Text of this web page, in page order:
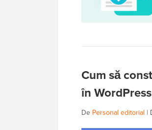
Cum să
în WordPress
De Personal editorial |